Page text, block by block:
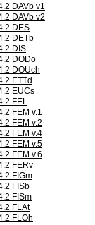
DAVb v1
DAVb v2
DES
DETb
DIS
DODo
DOUch
ETTd
EUCs
FEL
FEM v.1
FEM v.2
FEM v.4
FEM v.5
FEM v.6
FERv
FIGm
FISb
FISm
FLAt
FLOh